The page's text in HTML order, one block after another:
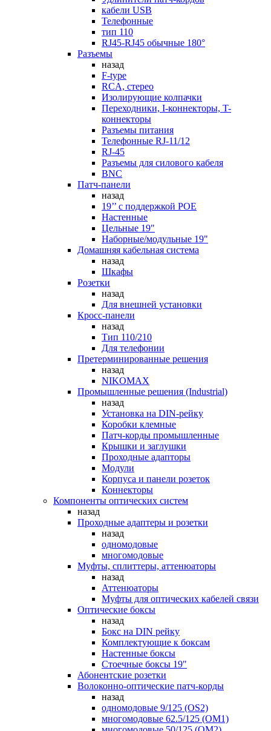
кабели USB
Телефонные
тип 110
RJ45-RJ45 обычные 180°
Разъемы
назад
F-type
RCA, стерео
Изолирующие колпачки
Переходники, I-коннекторы, T-
коннекторы
Разъемы питания
Телефонные RJ-11/12
RJ-45
Разъемы для силового кабеля
BNC
Патч-панели
назад
19’’ с поддержкой POE
Настенные
Цельные 19"
Наборные/модульные 19"
Домашняя кабельная система
назад
Шкафы
Розетки
назад
Для внешней установки
Кросс-панели
назад
Тип 110/210
Для телефонии
Претерминированные решения
назад
NIKOMAX
Промышленные решения (Industrial)
назад
Установка на DIN-рейку
Коробки клемные
Патч-корды промышленные
Крышки и заглушки
Проходные адапторы
Модули
Корпуса и панели розеток
Коннекторы
Компоненты оптических систем
назад
Проходные адаптеры и розетки
назад
одномодовые
многомодовые
Муфты, сплиттеры, аттенюаторы
назад
Аттенюаторы
Муфты для оптических кабелей связи
Оптические боксы
назад
Бокс на DIN рейку
Комплектующие к боксам
Настенные боксы
Стоечные боксы 19"
Абонентские розетки
Волоконно-оптические патч-корды
назад
одномодовые 9/125 (OS2)
многомодовые 62.5/125 (OM1)